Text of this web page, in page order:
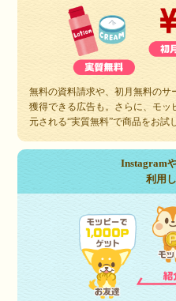
無料の資料請求や、初月無料の
獲得できる広告も。さらに、モッ
元される“実質無料”で商品をお試
Instagram
利用